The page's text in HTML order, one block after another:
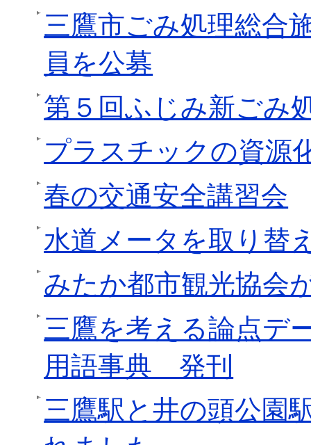
三鷹市ごみ処理総合
員を公募
第５回ふじみ新ごみ
プラスチックの資源
春の交通安全講習会
水道メータを取り替
みたか都市観光協会
三鷹を考える論点デ
用語事典 発刊
三鷹駅と井の頭公園